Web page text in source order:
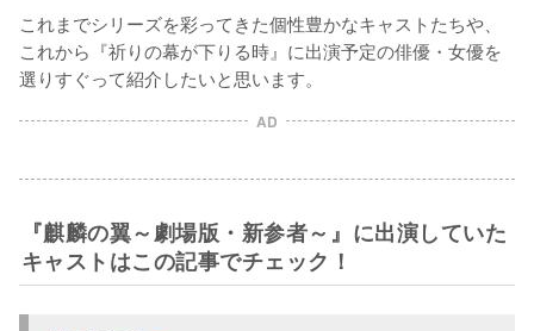
これまでシリーズを彩ってきた個性豊かなキャストたちや、
これから『祈りの幕が下りる時』に出演予定の俳優・女優を
選りすぐって紹介したいと思います。
AD
『麒麟の翼～劇場版・新参者～』に出演していた
キャストはこの記事でチェック！